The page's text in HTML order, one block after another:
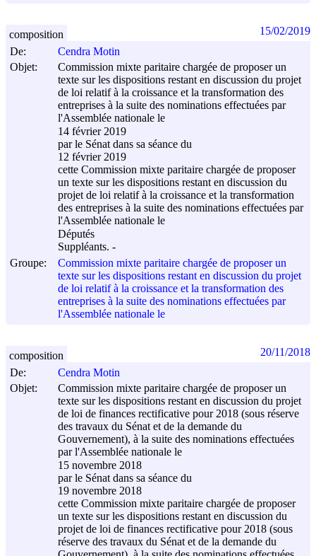
De:
Cendra Motin
Objet:
Commission mixte paritaire chargée de proposer un
texte sur les dispositions restant en discussion du projet
de loi relatif à la croissance et la transformation des
entreprises à la suite des nominations effectuées par
l'Assemblée nationale le
14 février 2019
par le Sénat dans sa séance du
12 février 2019
cette Commission mixte paritaire chargée de proposer
un texte sur les dispositions restant en discussion du
projet de loi relatif à la croissance et la transformation
des entreprises à la suite des nominations effectuées par
l'Assemblée nationale le
Députés
Suppléants. -
Groupe:
Commission mixte paritaire chargée de proposer un
texte sur les dispositions restant en discussion du projet
de loi relatif à la croissance et la transformation des
entreprises à la suite des nominations effectuées par
l'Assemblée nationale le
composition 15/02/2019
De:
Cendra Motin
Objet:
Commission mixte paritaire chargée de proposer un
texte sur les dispositions restant en discussion du projet
de loi de finances rectificative pour 2018 (sous réserve
des travaux du Sénat et de la demande du
Gouvernement), à la suite des nominations effectuées
par l'Assemblée nationale le
15 novembre 2018
par le Sénat dans sa séance du
19 novembre 2018
cette Commission mixte paritaire chargée de proposer
un texte sur les dispositions restant en discussion du
projet de loi de finances rectificative pour 2018 (sous
réserve des travaux du Sénat et de la demande du
composition 20/11/2018